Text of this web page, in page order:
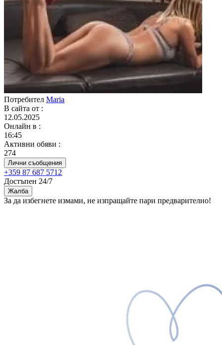
Потребител Maria
В сайта от :
12.05.2025
Онлайн в :
16:45
Активни обяви :
274
Лични съобщения
+359 87 687 5712
Достъпен 24/7
Жалба
За да избегнете измами, не изпращайте пари предварително!